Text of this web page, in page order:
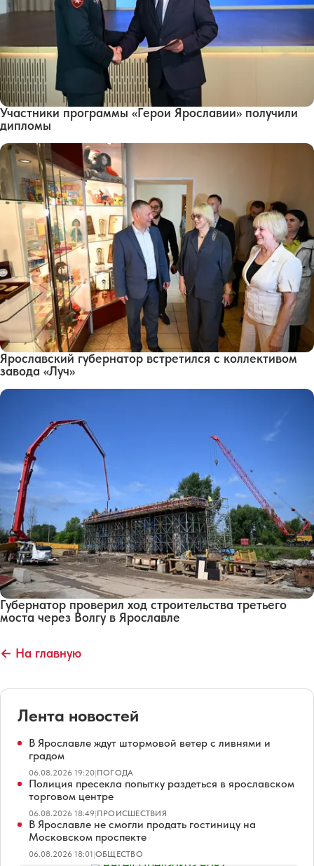
Участники программы «Герои Ярославии» получили
дипломы
Ярославский губернатор встретился с коллективом
завода «Луч»
Губернатор проверил ход строительства третьего
моста через Волгу в Ярославле
← На главную
Лента новостей
В Ярославле ждут штормовой ветер с ливнями и
градом
06.08.2026 19:20|ПОГОДА
Полиция пресекла попытку раздеться в ярославском
торговом центре
06.08.2026 18:49|ПРОИСШЕСТВИЯ
В Ярославле не смогли продать гостиницу на
Московском проспекте
06.08.2026 18:01|ОБЩЕСТВО